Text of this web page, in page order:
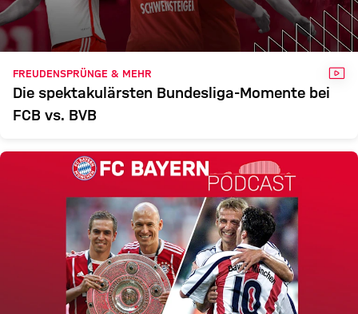
FREUDENSPRÜNGE & MEHR
Die spektakulärsten Bundesliga-Momente bei
FCB vs. BVB